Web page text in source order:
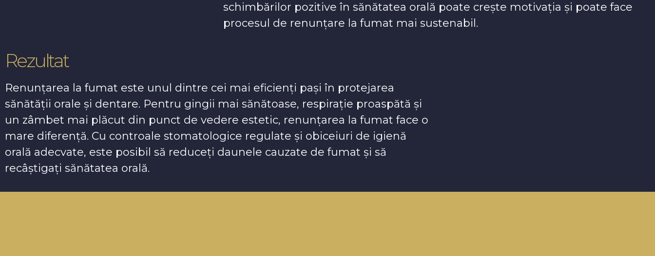
schimbărilor pozitive în sănătatea orală poate crește motivația și poate face
procesul de renunțare la fumat mai sustenabil.
Rezultat
Renunțarea la fumat este unul dintre cei mai eficienți pași în protejarea
sănătății orale și dentare. Pentru gingii mai sănătoase, respirație proaspătă și
un zâmbet mai plăcut din punct de vedere estetic, renunțarea la fumat face o
mare diferență. Cu controale stomatologice regulate și obiceiuri de igienă
orală adecvate, este posibil să reduceți daunele cauzate de fumat și să
recâștigați sănătatea orală.